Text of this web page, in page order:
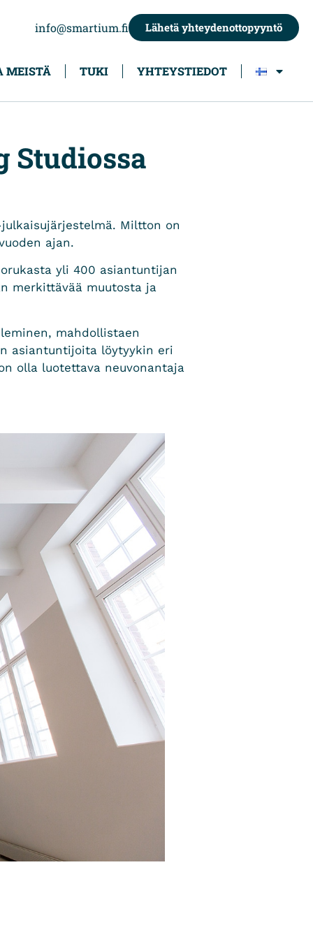
info@smartium.fi Lähetä yhteydenottopyyntö
MEISTÄ TUKI YHTEYSTIEDOT
Miltton on
ajan.
yli 400 asiantuntijan
merkittävää muutosta ja
mahdollistaen
asiantuntijoita löytyykin eri
olla luotettava neuvonantaja